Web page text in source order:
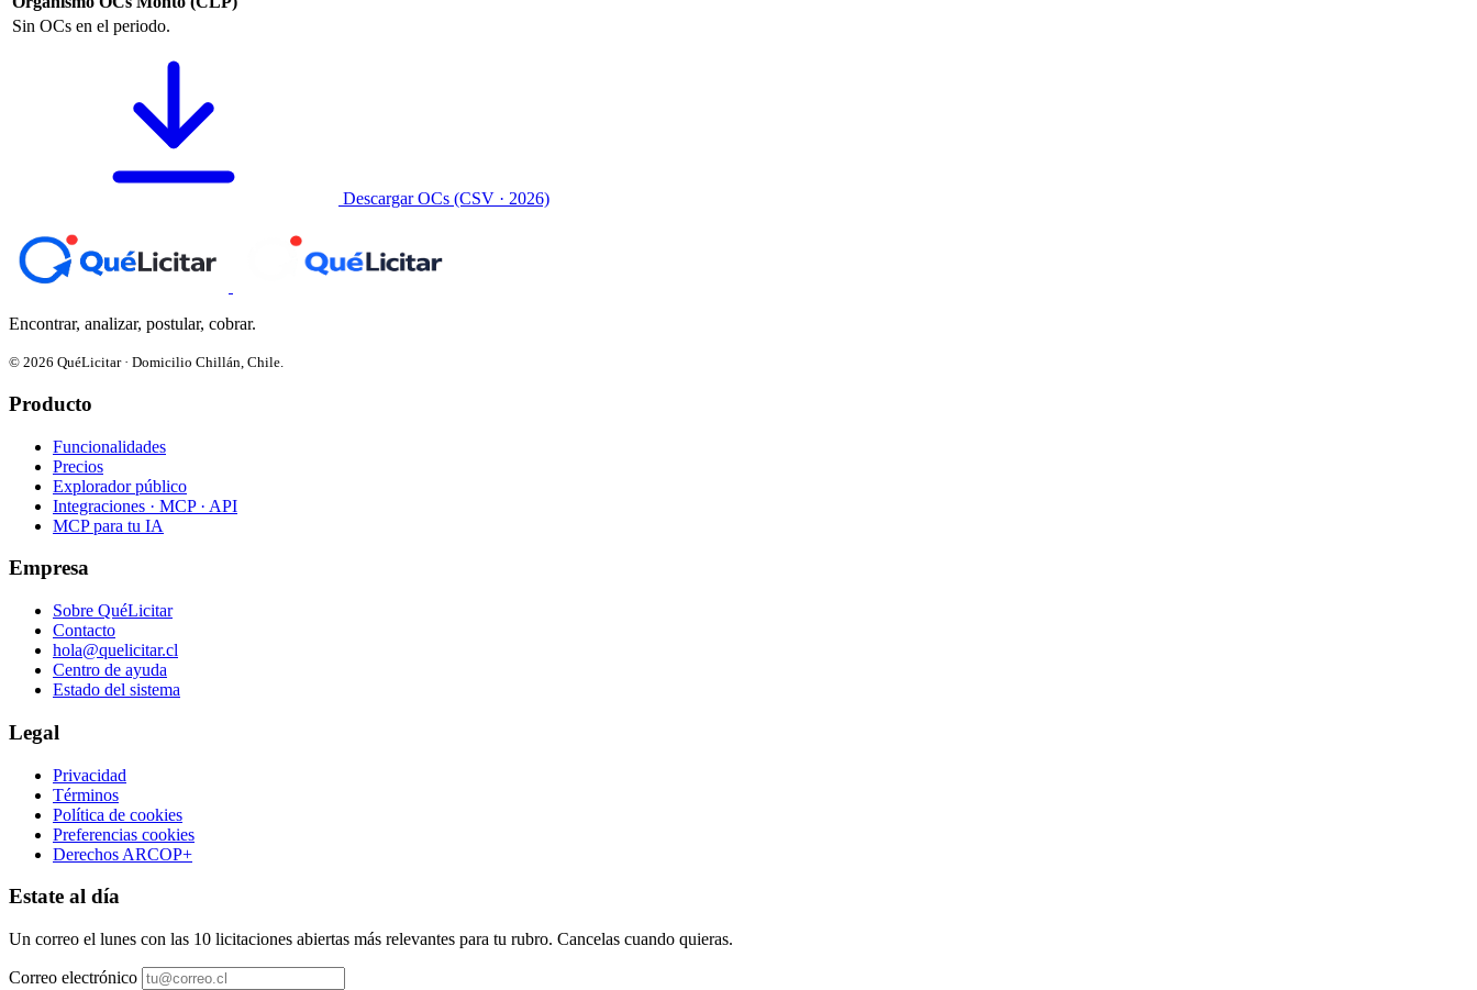
Sin OCs en el periodo.
Descargar OCs (CSV · 2026)
Encontrar, analizar, postular, cobrar.
© 2026 QuéLicitar · Domicilio Chillán, Chile.
Producto
Funcionalidades
Precios
Explorador público
Integraciones · MCP · API
MCP para tu IA
Empresa
Sobre QuéLicitar
Contacto
hola@quelicitar.cl
Centro de ayuda
Estado del sistema
Legal
Privacidad
Términos
Política de cookies
Preferencias cookies
Derechos ARCOP+
Estate al día
Un correo el lunes con las 10 licitaciones abiertas más relevantes para tu rubro. Cancelas cuando quieras.
Correo electrónico